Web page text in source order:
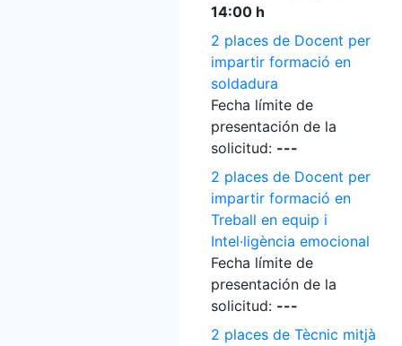
14:00 h
2 places de Docent per
impartir formació en
soldadura
Fecha límite de
presentación de la
solicitud: ---
2 places de Docent per
impartir formació en
Treball en equip i
Intel·ligència emocional
Fecha límite de
presentación de la
solicitud: ---
2 places de Tècnic mitjà